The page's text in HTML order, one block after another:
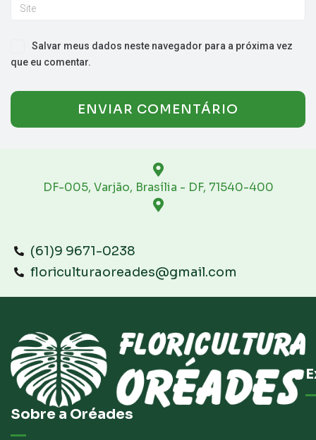
Salvar meus dados neste navegador para a próxima vez
que eu comentar.
DF-005, Varjão, Brasília - DF, 71540-400
(61)9 9671-0238
floriculturaoreades@gmail.com
Sobre a Oréades